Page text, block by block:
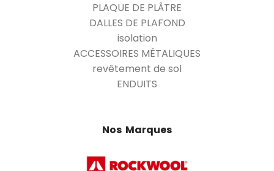
PLAQUE DE PLÂTRE
DALLES DE PLAFOND
isolation
ACCESSOIRES MÉTALIQUES
revêtement de sol
ENDUITS
Nos Marques